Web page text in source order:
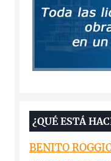
¿QUÉ ESTÁ
BENITO